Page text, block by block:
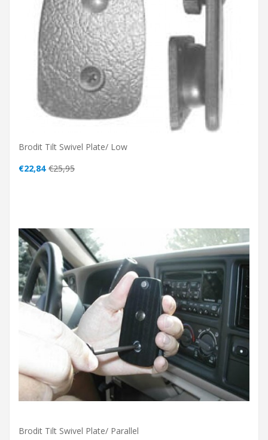
Brodit Tilt Swivel Plate/ Low
€22,84 €25,95
Brodit Tilt Swivel Plate/ Parallel